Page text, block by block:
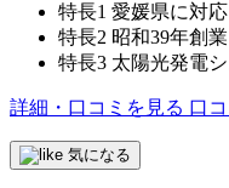
特長1 愛媛県に対応
特長2 昭和39年創業
特長3 太陽光発電
詳細・口コミを見る 口
気になる